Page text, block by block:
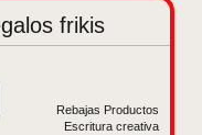
frikis
Rebajas Productos
Escritura creativa